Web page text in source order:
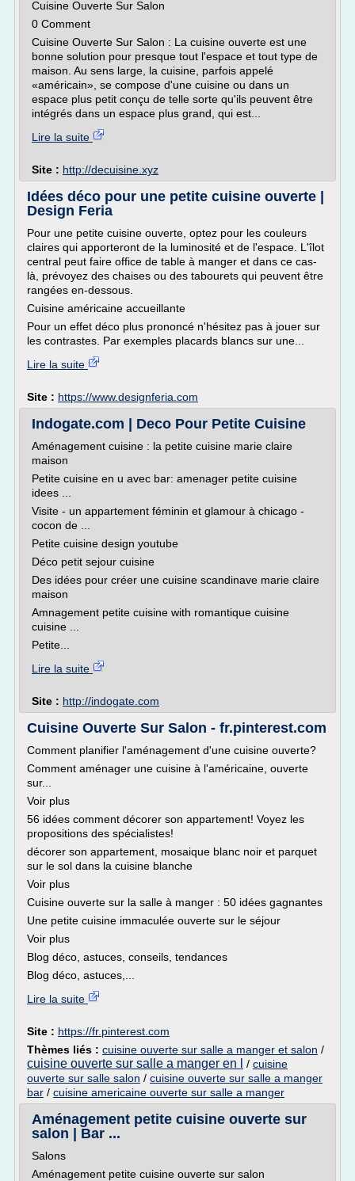
Cuisine Ouverte Sur Salon
0 Comment
Cuisine Ouverte Sur Salon : La cuisine ouverte est une
bonne solution pour presque tout l'espace et tout type de
maison. Au sens large, la cuisine, parfois appelé
«américain», se compose d'une cuisine ou dans un
espace plus petit conçu de telle sorte qu'ils peuvent être
intégrés dans un espace plus grand, qui est...
Lire la suite
Site : http://decuisine.xyz
Idées déco pour une petite cuisine ouverte |
Design Feria
Pour une petite cuisine ouverte, optez pour les couleurs
claires qui apporteront de la luminosité et de l'espace. L'îlot
central peut faire office de table à manger et dans ce cas-
là, prévoyez des chaises ou des tabourets qui peuvent être
rangées en-dessous.
Cuisine américaine accueillante
Pour un effet déco plus prononcé n'hésitez pas à jouer sur
les contrastes. Par exemples placards blancs sur une...
Lire la suite
Site : https://www.designferia.com
Indogate.com | Deco Pour Petite Cuisine
Aménagement cuisine : la petite cuisine marie claire
maison
Petite cuisine en u avec bar: amenager petite cuisine
idees ...
Visite - un appartement féminin et glamour à chicago -
cocon de ...
Petite cuisine design youtube
Déco petit sejour cuisine
Des idées pour créer une cuisine scandinave marie claire
maison
Amnagement petite cuisine with romantique cuisine
cuisine ...
Petite...
Lire la suite
Site : http://indogate.com
Cuisine Ouverte Sur Salon - fr.pinterest.com
Comment planifier l'aménagement d'une cuisine ouverte?
Comment aménager une cuisine à l'américaine, ouverte
sur...
Voir plus
56 idées comment décorer son appartement! Voyez les
propositions des spécialistes!
décorer son appartement, mosaique blanc noir et parquet
sur le sol dans la cuisine blanche
Voir plus
Cuisine ouverte sur la salle à manger : 50 idées gagnantes
Une petite cuisine immaculée ouverte sur le séjour
Voir plus
Blog déco, astuces, conseils, tendances
Blog déco, astuces,...
Lire la suite
Site : https://fr.pinterest.com
Thèmes liés : cuisine ouverte sur salle a manger et salon /
cuisine ouverte sur salle a manger en l / cuisine
ouverte sur salle salon / cuisine ouverte sur salle a manger
bar / cuisine americaine ouverte sur salle a manger
Aménagement petite cuisine ouverte sur
salon | Bar ...
Salons
Aménagement petite cuisine ouverte sur salon